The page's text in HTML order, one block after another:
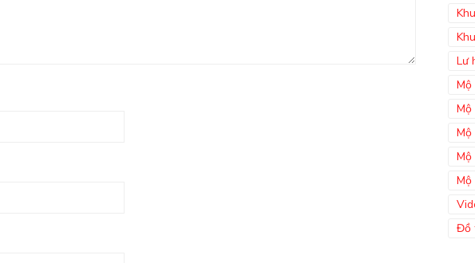
Lư
Mộ
Mộ
Mộ
Mộ
Đồ